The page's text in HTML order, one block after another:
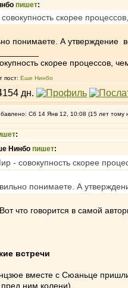
пишет:
скорее
понимаете. А утверждение
скорее процессов,
пост: Еше Нинбо
Сб 14 Янв 12, 10:08 (15 лет тому
:
Нинбо пишет:
- совокупность скорее
понимаете. А
что говорится в самой
встречи
вместе с Сюаньце
ним колени).